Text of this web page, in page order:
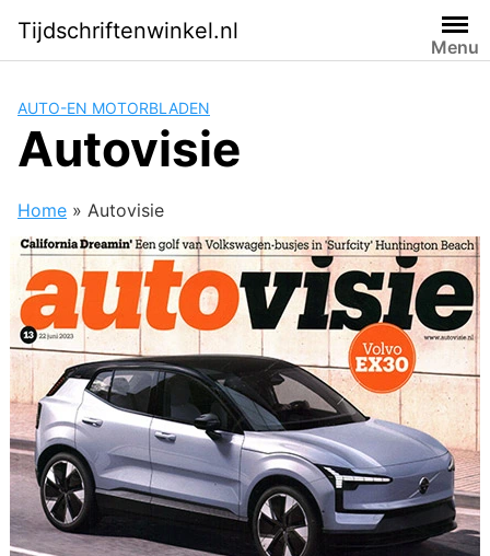
content
Tijdschriftenwinkel.nl
Menu
AUTO-EN MOTORBLADEN
Autovisie
Home » Autovisie